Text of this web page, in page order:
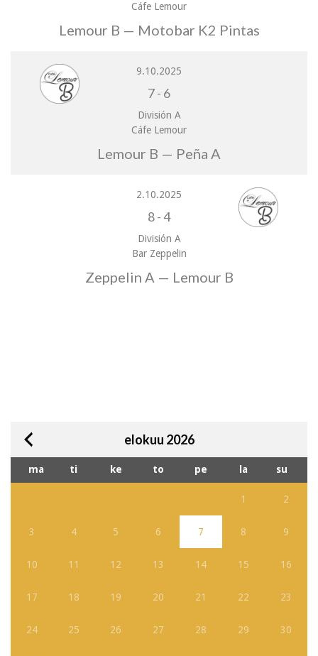
Cáfe Lemour
Lemour B — Motobar K2 Pintas
9.10.2025
7- 6
División A
Cáfe Lemour
Lemour B — Peña A
2.10.2025
8-4
División A
Bar Zeppelin
Zeppelin A — Lemour B
elokuu 2026
ma ti ke to pe la su
1 2
3 4 5 6 7 8 9
10 11 12 13 14 15 16
17 18 19 20 21 22 23
24 25 26 27 28 29 30